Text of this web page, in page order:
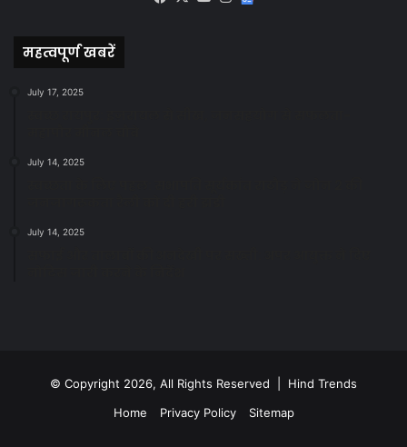
महत्वपूर्ण खबरें
July 17, 2025
July 14, 2025
July 14, 2025
© Copyright 2026, All Rights Reserved | Hind Trends
Home
Privacy Policy Sitemap